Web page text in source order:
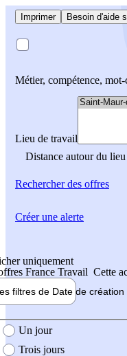
Imprimer Besoin d'aide
Métier, compétence,
Lieu de travail
Distance autour du
Rechercherdes offres
uniquement
France Travail Cette
filtres de Date de création
création de l'offre
Un jour
Trois jours
Créer une alerte